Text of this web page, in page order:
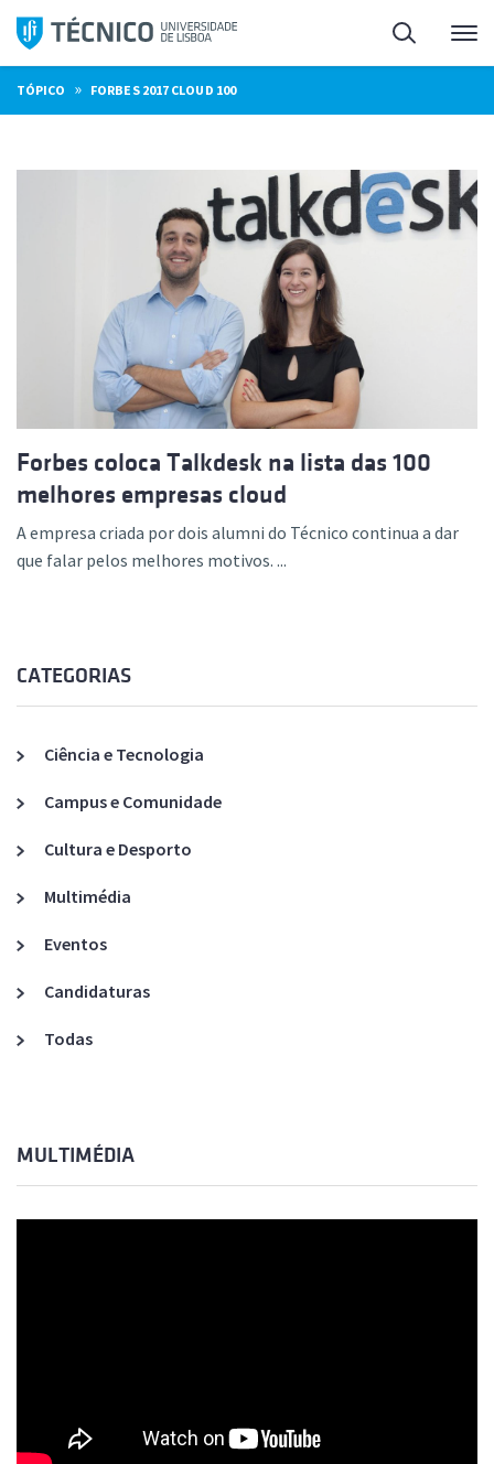
Saltar
para
o
conteúdo
Pesquisa
TÓPICO » FORBES 2017 CLOUD 100
Forbes coloca Talkdesk na lista das 100
melhores empresas cloud
A empresa criada por dois alumni do Técnico continua a dar
que falar pelos melhores motivos. ...
CATEGORIAS
Ciência e Tecnologia
Campus e Comunidade
Cultura e Desporto
Multimédia
Eventos
Candidaturas
Todas
MULTIMÉDIA